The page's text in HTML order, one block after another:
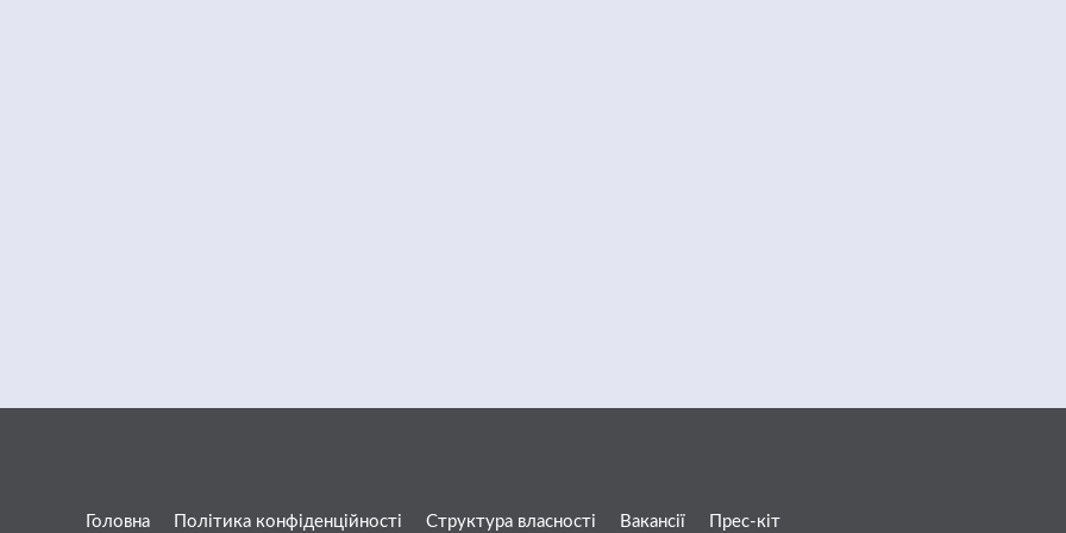
Головна Політика конфіденційності Структура власності Вакансії Прес-кіт